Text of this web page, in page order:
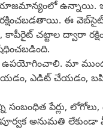
యాజమాన్యంలో
ఈ
చట్టాల ద్వారా
మా
ఎడిట్ చేయడం,
పేర్లు,
అనుమతి